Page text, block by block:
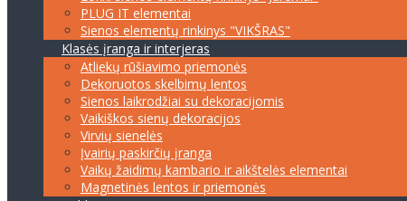
PLUG IT elementai
Sienos elementų rinkinys "VIKŠRAS"
Klasės įranga ir interjeras
Atliekų rūšiavimo priemonės
Dekoruotos skelbimų lentos
Sienos laikrodžiai su dekoracijomis
Vaikiškos sienų dekoracijos
Virvių sienelės
Įvairių paskirčių įranga
Vaikų žaidimų kambario ir aikštelės elementai
Magnetinės lentos ir priemonės